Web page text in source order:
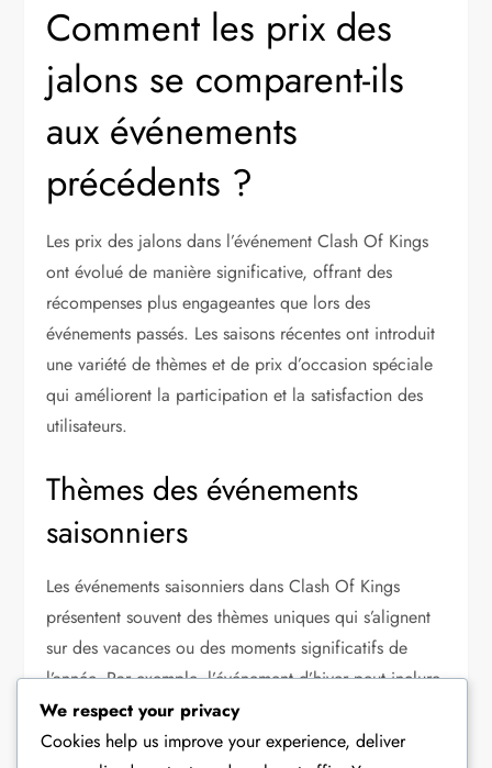
Comment les prix des
jalons se comparent-ils
aux événements
précédents ?
Les prix des jalons dans l’événement Clash Of Kings
ont évolué de manière significative, offrant des
récompenses plus engageantes que lors des
événements passés. Les saisons récentes ont introduit
une variété de thèmes et de prix d’occasion spéciale
qui améliorent la participation et la satisfaction des
utilisateurs.
Thèmes des événements
saisonniers
Les événements saisonniers dans Clash Of Kings
présentent souvent des thèmes uniques qui s’alignent
sur des vacances ou des moments significatifs de
l’année. Par exemple, l’événement d’hiver peut inclure
des prix comme des skins exclusifs ou des ressources
qui reflètent la saison. Ces thèmes non seulement
We respect your privacy
Cookies help us improve your experience, deliver